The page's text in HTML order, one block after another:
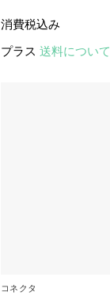
消費税込み
プラス 送料について
コネクタ